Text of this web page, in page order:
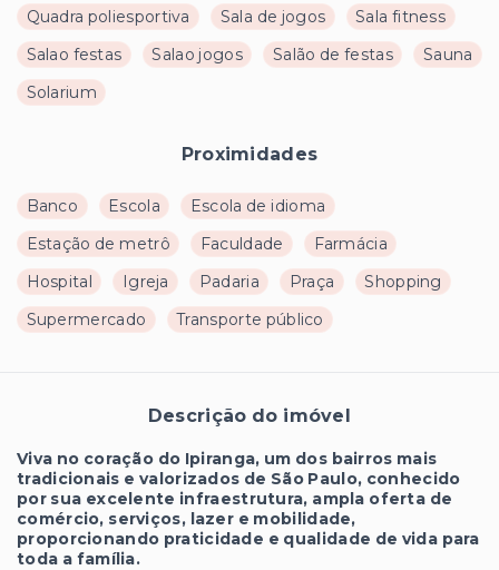
Quadra poliesportiva Sala de jogos
Sala fitness
Salao festas
Salao jogos Salão de festas
Sauna
Solarium
Proximidades
Banco Escola
Escola de idioma
Estação de metrô
Faculdade
Farmácia
Hospital
Igreja Padaria Praça
Shopping
Supermercado
Transporte público
Descrição do imóvel
Viva no coração do Ipiranga, um dos bairros mais
tradicionais e valorizados de São Paulo, conhecido
por sua excelente infraestrutura, ampla oferta de
comércio, serviços, lazer e mobilidade,
proporcionando praticidade e qualidade de vida para
toda a família.